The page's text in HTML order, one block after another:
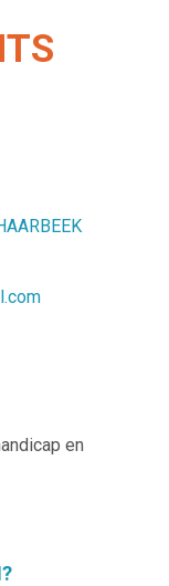
en